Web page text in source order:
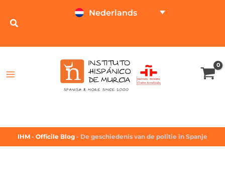
Nederlands
IHM - Officile Blog - De geschiedenis van de politie in Spanje